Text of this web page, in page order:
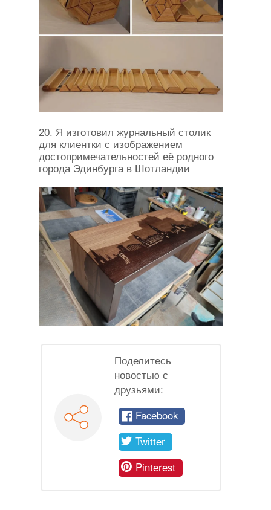
20. Я изготовил журнальный столик
для клиентки с изображением
достопримечательностей её родного
города Эдинбурга в Шотландии
Поделитесь
новостью с
друзьями:
Facebook
Twitter
Pinterest